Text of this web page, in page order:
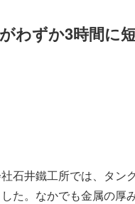
わずか3時間に
石井鐵工所では、タン
た。なかでも金属の厚